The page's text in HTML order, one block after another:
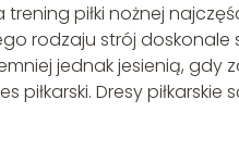
trening piłki nożnej
rodzaju strój
jednak jesienią,
piłkarski. Dresy